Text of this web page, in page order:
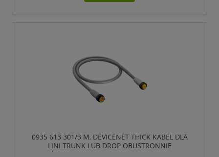
0935 613 301/3 M, DEVICENET THICK KABEL DLA
LINI TRUNK LUB DROP OBUSTRONNIE
ZAKOŃCZONY KONFEKCJONOWANY, 5 POLOWY